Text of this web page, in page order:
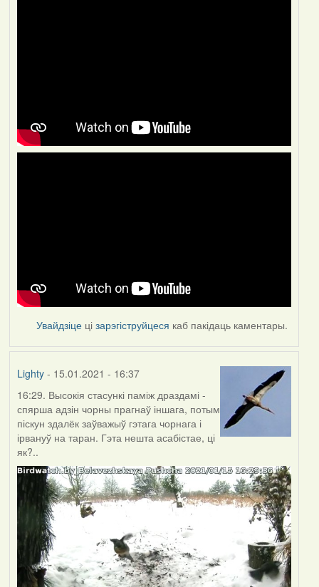
Увайдзіце цізарэгіструйцеся каб пакідаць каментары.
Lighty- 15.01.2021 - 16:37
16:29. Высокія стасункі паміж драздамі -
спярша адзін чорны прагнаў іншага, потым
піскун здалёк заўважыў гэтага чорнага і
ірвануў на таран. Гэта нешта асабістае, ці
як?..